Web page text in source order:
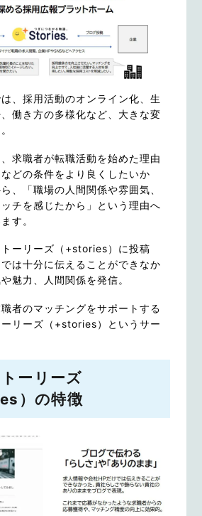
、採用活動のオンライン化、生
働き方の多様化など、大きな変
求職者が転職活動を始めた理由
どの条件をより良くしたいか
、「職場の人間関係や雰囲気、
チを感じたから」という理由へ
す。
ーリーズ（+stories）に投稿
は十分に伝えることができなか
魅力、人間関係を発信。
者のマッチングをサポートする
リーズ（+stories）というサー
ーリーズ
）の特徴